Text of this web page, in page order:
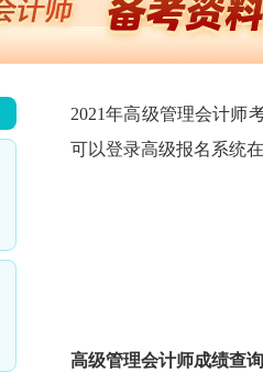
2021年高级管理会计师
可以登录高级报名系统
高级管理会计师成绩查